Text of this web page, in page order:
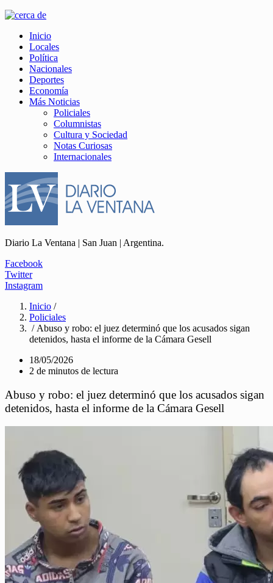
Inicio
Locales
Política
Nacionales
Deportes
Economía
Más Noticias
Policiales
Columnistas
Cultura y Sociedad
Notas Curiosas
Internacionales
Diario La Ventana | San Juan | Argentina.
Facebook
Twitter
Instagram
Inicio /
Policiales
/ Abuso y robo: el juez determinó que los acusados sigan
detenidos, hasta el informe de la Cámara Gesell
18/05/2026
2 de minutos de lectura
Abuso y robo: el juez determinó que los acusados sigan
detenidos, hasta el informe de la Cámara Gesell